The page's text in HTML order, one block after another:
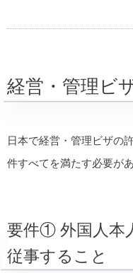
経営・管理ビ
日本で経営・管理ビザの
件すべてを満たす必要があ
要件① 外国人本
従事すること